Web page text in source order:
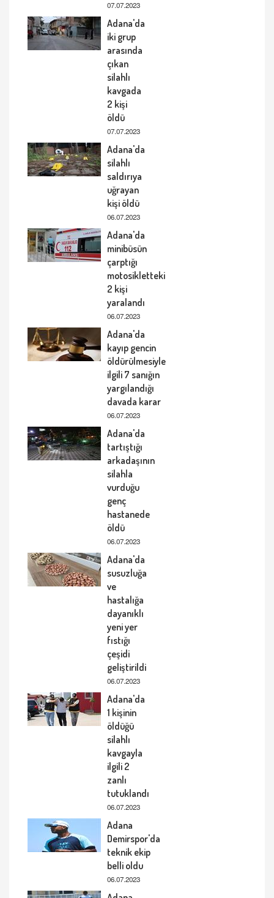
07.07.2023
Adana'da
iki grup
arasında
çıkan
silahlı
kavgada
2 kişi
öldü
07.07.2023
Adana'da
silahlı
saldırıya
uğrayan
kişi öldü
06.07.2023
Adana'da
minibüsün
çarptığı
motosikletteki
2 kişi
yaralandı
06.07.2023
Adana'da
kayıp gencin
öldürülmesiyle
ilgili 7 sanığın
yargılandığı
davada karar
06.07.2023
Adana'da
tartıştığı
arkadaşının
silahla
vurduğu
genç
hastanede
öldü
06.07.2023
Adana'da
susuzluğa
ve
hastalığa
dayanıklı
yeni yer
fıstığı
çeşidi
geliştirildi
06.07.2023
Adana'da
1 kişinin
öldüğü
silahlı
kavgayla
ilgili 2
zanlı
tutuklandı
06.07.2023
Adana
Demirspor'da
teknik ekip
belli oldu
06.07.2023